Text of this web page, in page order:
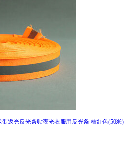
返光反光条贴夜光衣服用反光条 桔红色(50米)